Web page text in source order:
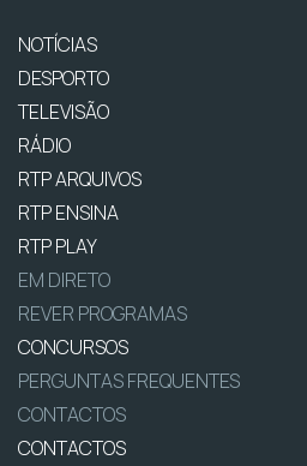
NOTÍCIAS
DESPORTO
TELEVISÃO
RÁDIO
RTP ARQUIVOS
RTP ENSINA
RTP PLAY
EM DIRETO
REVER PROGRAMAS
CONCURSOS
PERGUNTAS FREQUENTES
CONTACTOS
CONTACTOS